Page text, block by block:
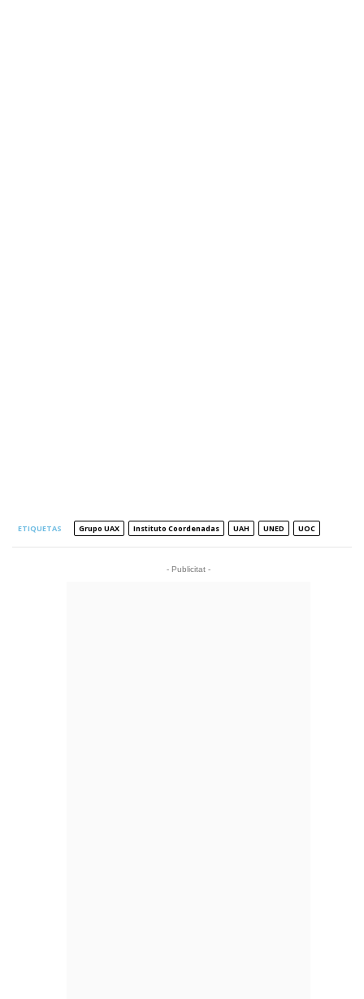
ETIQUETAS Grupo UAX Instituto Coordenadas UAH UNED UOC
- Publicitat -